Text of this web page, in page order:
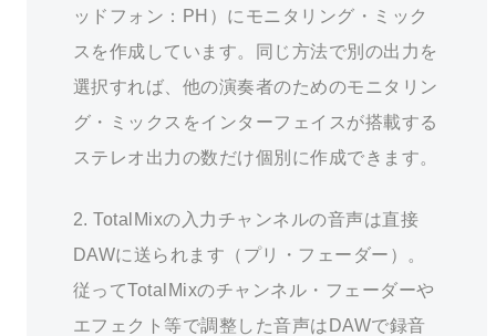
ッドフォン：PH）にモニタリング・ミック
スを作成しています。同じ方法で別の出力を
選択すれば、他の演奏者のためのモニタリン
グ・ミックスをインターフェイスが搭載する
ステレオ出力の数だけ個別に作成できます。
2. TotalMixの入力チャンネルの音声は直接
DAWに送られます（プリ・フェーダー）。
従ってTotalMixのチャンネル・フェーダーや
エフェクト等で調整した音声はDAWで録音